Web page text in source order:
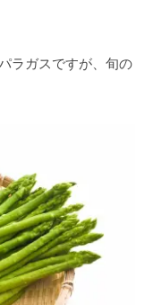
ラガスですが、旬の